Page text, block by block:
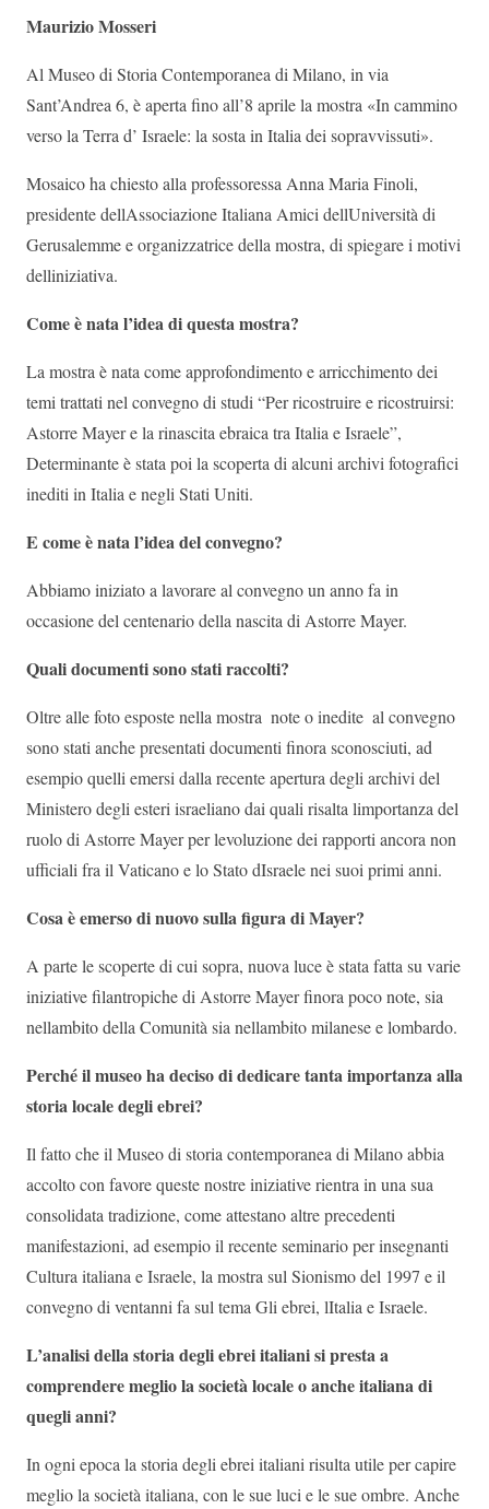
Maurizio Mosseri
Al Museo di Storia Contemporanea di Milano, in via
Sant’Andrea 6, è aperta fino all’8 aprile la mostra «In cammino
verso la Terra d’ Israele: la sosta in Italia dei sopravvissuti».
Mosaico ha chiesto alla professoressa Anna Maria Finoli,
presidente dellAssociazione Italiana Amici dellUniversità di
Gerusalemme e organizzatrice della mostra, di spiegare i motivi
delliniziativa.
Come è nata l’idea di questa mostra?
La mostra è nata come approfondimento e arricchimento dei
temi trattati nel convegno di studi “Per ricostruire e ricostruirsi:
Astorre Mayer e la rinascita ebraica tra Italia e Israele”,
Determinante è stata poi la scoperta di alcuni archivi fotografici
inediti in Italia e negli Stati Uniti.
E come è nata l’idea del convegno?
Abbiamo iniziato a lavorare al convegno un anno fa in
occasione del centenario della nascita di Astorre Mayer.
Quali documenti sono stati raccolti?
Oltre alle foto esposte nella mostra  note o inedite  al convegno
sono stati anche presentati documenti finora sconosciuti, ad
esempio quelli emersi dalla recente apertura degli archivi del
Ministero degli esteri israeliano dai quali risalta limportanza del
ruolo di Astorre Mayer per levoluzione dei rapporti ancora non
ufficiali fra il Vaticano e lo Stato dIsraele nei suoi primi anni.
Cosa è emerso di nuovo sulla figura di Mayer?
A parte le scoperte di cui sopra, nuova luce è stata fatta su varie
iniziative filantropiche di Astorre Mayer finora poco note, sia
nellambito della Comunità sia nellambito milanese e lombardo.
Perché il museo ha deciso di dedicare tanta importanza alla
storia locale degli ebrei?
Il fatto che il Museo di storia contemporanea di Milano abbia
accolto con favore queste nostre iniziative rientra in una sua
consolidata tradizione, come attestano altre precedenti
manifestazioni, ad esempio il recente seminario per insegnanti
Cultura italiana e Israele, la mostra sul Sionismo del 1997 e il
convegno di ventanni fa sul tema Gli ebrei, lItalia e Israele.
L’analisi della storia degli ebrei italiani si presta a
comprendere meglio la società locale o anche italiana di
quegli anni?
In ogni epoca la storia degli ebrei italiani risulta utile per capire
meglio la società italiana, con le sue luci e le sue ombre. Anche